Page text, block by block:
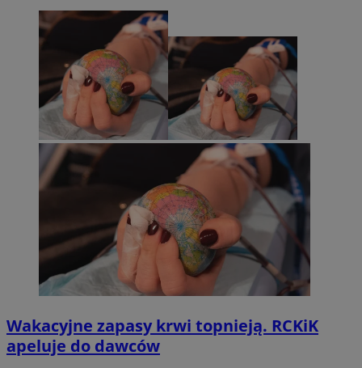
Wakacyjne zapasy krwi topnieją. RCKiK
apeluje do dawców